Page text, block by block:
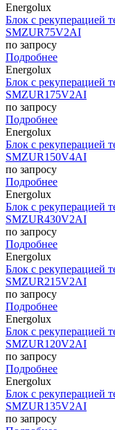
Energolux
Блок с рекуперацией
SMZUR75V2AI
по запросу
Подробнее
Energolux
Блок с рекуперацией
SMZUR175V2AI
по запросу
Подробнее
Energolux
Блок с рекуперацией
SMZUR150V4AI
по запросу
Подробнее
Energolux
Блок с рекуперацией
SMZUR430V2AI
по запросу
Подробнее
Energolux
Блок с рекуперацией
SMZUR215V2AI
по запросу
Подробнее
Energolux
Блок с рекуперацией
SMZUR120V2AI
по запросу
Подробнее
Energolux
Блок с рекуперацией
SMZUR135V2AI
по запросу